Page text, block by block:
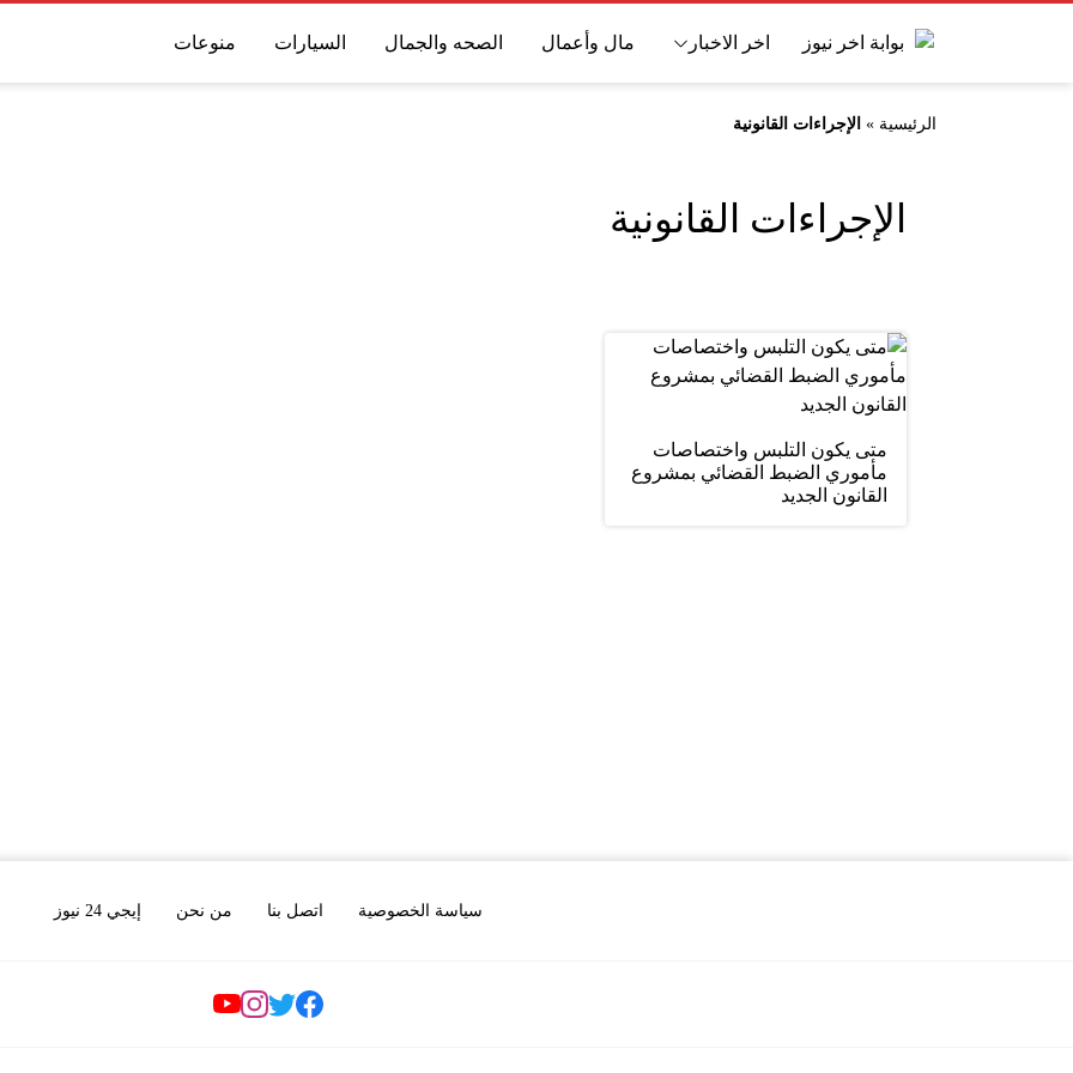
اخر الاخبار مال وأعمال الصحه والجمال السيارات منوعات
الرئيسية » الإجراءات القانونية
الإجراءات القانونية
متى يكون التلبس واختصاصات
مأموري الضبط القضائي بمشروع
القانون الجديد
سياسة الخصوصية اتصل بنا من نحن إيجي 24 نيوز